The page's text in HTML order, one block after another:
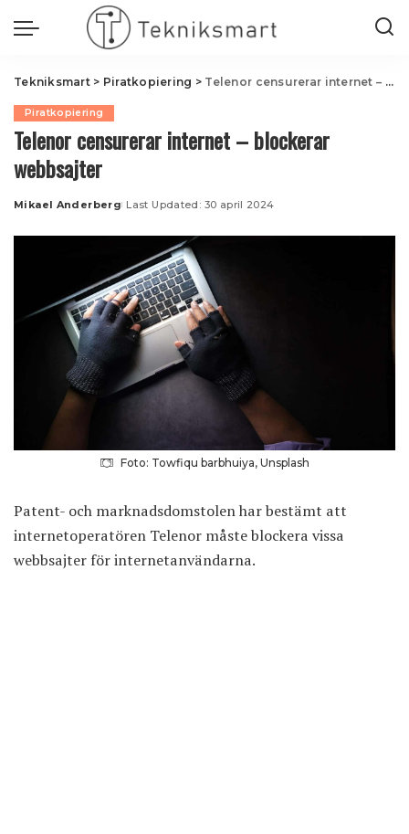
Tekniksmart> Piratkopiering > Telenor censurerar internet – blockerar webbsajter
Piratkopiering
Telenor censurerar internet – blockerar
webbsajter
Posted
Mikael Anderberg Last Updated: 30 april 2024
Foto: Towfiqu barbhuiya, Unsplash
Patent- och marknadsdomstolen har bestämt att
internetoperatören Telenor måste blockera vissa
webbsajter för internetanvändarna.